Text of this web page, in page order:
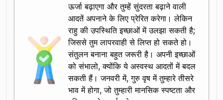
ऊर्जा बढ़ाएगा और तुम्हें सुंदरता बढ़ाने वाली
आदतें अपनाने के लिए प्रेरित करेगा। लेकिन
राहु की उपस्थिति इच्छाओं में उलझा सकती है;
जिससे तुम लापरवाही से लिप्त हो सकते हो।
संतुलन बनाना बहुत जरूरी है। अपनी इच्छाओं
को संभालो, क्योंकि ये अस्वस्थ आदतों में बदल
सकती हैं। जनवरी में, गुरु वृष में तुम्हारे तीसरे
भाव में होगा, जो तुम्हारी मानसिक स्पष्टता और